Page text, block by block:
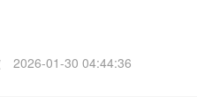
2026-01-30 04:44:36